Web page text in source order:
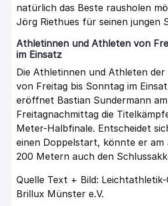
natürlich das Beste rausholen
Jörg Riethues für seinen jungen
Athletinnen und Athleten von
im Einsatz
Die Athletinnen und Athleten der
von Freitag bis Sonntag im
eröffnet Bastian Sundermann
Freitagnachmittag die
Meter-Halbfinale. Entscheidet
einen Doppelstart, könnte er am
200 Metern auch den
Quelle Text + Bild:
Brillux Münster e.V.